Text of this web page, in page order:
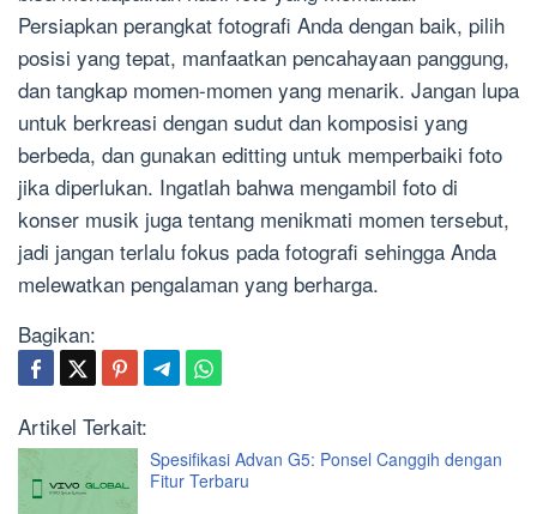
Persiapkan perangkat fotografi Anda dengan baik, pilih
posisi yang tepat, manfaatkan pencahayaan panggung,
dan tangkap momen-momen yang menarik. Jangan lupa
untuk berkreasi dengan sudut dan komposisi yang
berbeda, dan gunakan editting untuk memperbaiki foto
jika diperlukan. Ingatlah bahwa mengambil foto di
konser musik juga tentang menikmati momen tersebut,
jadi jangan terlalu fokus pada fotografi sehingga Anda
melewatkan pengalaman yang berharga.
Bagikan:
Artikel Terkait:
Spesifikasi Advan G5: Ponsel Canggih dengan
Fitur Terbaru